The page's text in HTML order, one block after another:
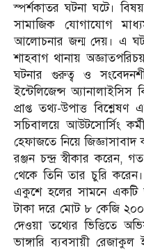
স্পর্শকাতর ঘটনা ঘটে।
সামাজিক যোগাযোগ
আলোচনার জন্ম দেয়। এ
শাহবাগ থানায়
ঘটনার গুরুত্ব ও
ইন্টেলিজেন্স
প্রাপ্ত তথ্য-উপাত্ত
সচিবালয়ে আউটসোর্সিং
হেফাজতে নিয়ে
রঞ্জন চন্দ্র স্বীকার করেন,
থেকে তিনি তার চুরি
একুশে হলের সামনে একটি
টাকা দরে মোট ৮ কেজি ২০০
দেওয়া তথ্যের ভিত্তিতে
ভাঙ্গারি ব্যবসায়ী